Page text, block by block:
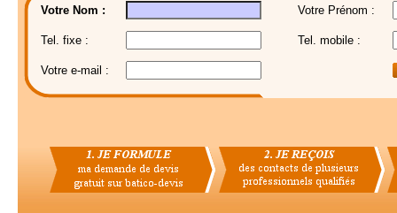
Votre Nom : Votre Prénom :
Tel. fixe : Tel. mobile :
Votre e-mail :